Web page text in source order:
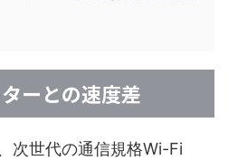
ーとの速度差
次世代の通信規格Wi-Fi